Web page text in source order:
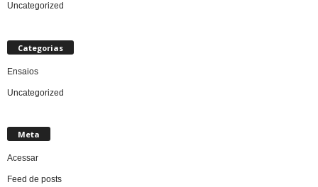
Uncategorized
Categorias
Ensaios
Uncategorized
Meta
Acessar
Feed de posts